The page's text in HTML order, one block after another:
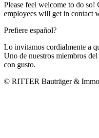
Please feel welcome to do
employees will get in contact
Prefiere español?
Lo invitamos cordialmente a
Uno de nuestros miembros
con gusto.
© RITTER Bauträger &